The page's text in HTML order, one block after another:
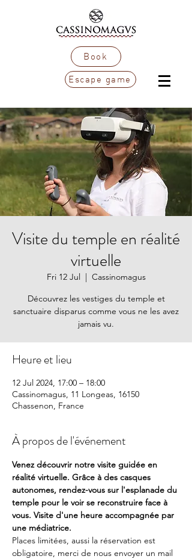
Book
Escape game
Visite du temple en réalité
virtuelle
Fri 12 Jul
  |
Cassinomagus
Découvrez les vestiges du temple et
sanctuaire disparus comme vous ne les avez
jamais vu.
Heure et lieu
12 Jul 2024, 17:00 – 18:00
Cassinomagus, 11 Longeas, 16150
Chassenon, France
À propos de l'événement
Venez découvrir notre visite guidée en
réalité virtuelle. Grâce à des casques
autonomes, rendez-vous sur l'esplanade du
temple pour le voir se reconstruire face à
vous. Visite d'une heure accompagnée par
une médiatrice.
Places limitées, aussi la réservation est
obligatoire, merci de nous envoyer un mail